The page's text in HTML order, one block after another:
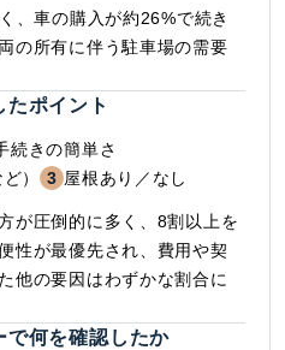
、車の購入が約26%で続き
の所有に伴う駐車場の需要
たポイント
続きの簡単さ
ど） 3 屋根あり／なし
が圧倒的に多く、8割以上を
性が最優先され、費用や契
他の要因はわずかな割合に
で何を確認したか